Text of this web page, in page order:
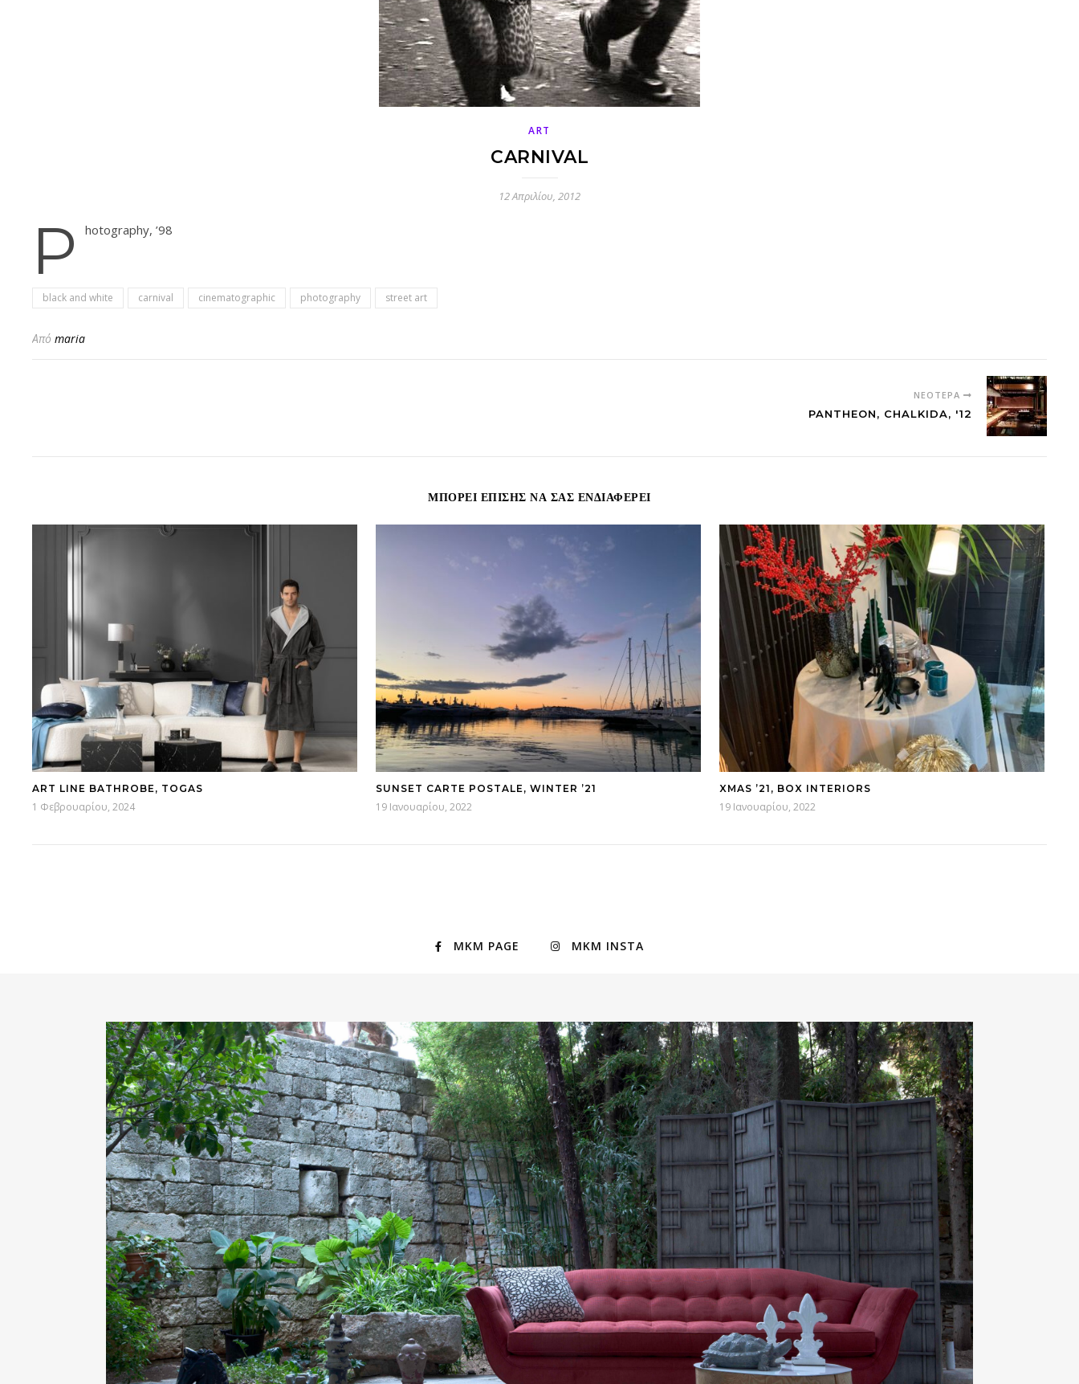
ART
CARNIVAL
12 Απριλίου, 2012
P hotography, ’98
black and white carnival cinematographic photography street art
Από maria
ΝΕΌΤΕΡΑ
PANTHEON, CHALKIDA, '12
ΜΠΟΡΕΊ ΕΠΊΣΗΣ ΝΑ ΣΑΣ ΕΝΔΙΑΦΈΡΕΙ
ART LINE BATHROBE, TOGAS
1 Φεβρουαρίου, 2024
SUNSET CARTE POSTALE, WINTER ’21
19 Ιανουαρίου, 2022
XMAS ’21, BOX INTERIORS
19 Ιανουαρίου, 2022
MKM PAGE MKM INSTA